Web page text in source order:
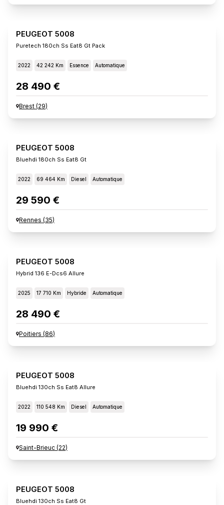
PEUGEOT 5008
Puretech 180ch Ss Eat8 Gt Pack
2022 42 242 Km Essence Automatique
28 490 €
Brest (29)
PEUGEOT 5008
Bluehdi 180ch Ss Eat8 Gt
2022 69 464 Km Diesel Automatique
29 590 €
Rennes (35)
PEUGEOT 5008
Hybrid 136 E-Dcs6 Allure
2025 17 710 Km Hybride Automatique
28 490 €
Poitiers (86)
PEUGEOT 5008
Bluehdi 130ch Ss Eat8 Allure
2022 110 548 Km Diesel Automatique
19 990 €
Saint-Brieuc (22)
PEUGEOT 5008
Bluehdi 130ch Ss Eat8 Gt